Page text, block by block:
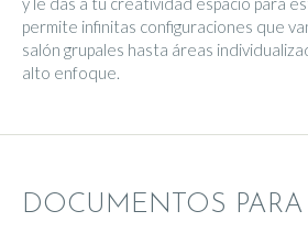
permite infinitas configuraciones que
salón grupales hasta áreas
alto enfoque.
DOCUMENTOS